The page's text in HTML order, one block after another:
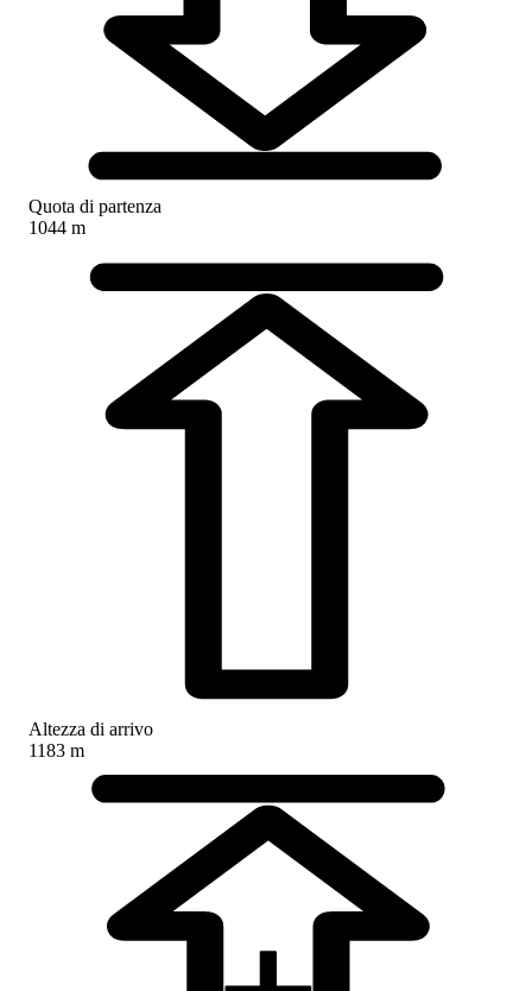
Quota di partenza
1044 m
Altezza di arrivo
1183 m